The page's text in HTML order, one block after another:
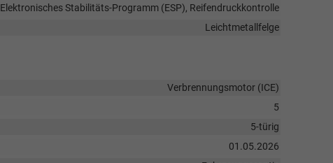
Elektronisches Stabilitäts-Programm (ESP), Reifendruckkontrolle
Leichtmetallfelge
Verbrennungsmotor (ICE)
5
5-türig
01.05.2026